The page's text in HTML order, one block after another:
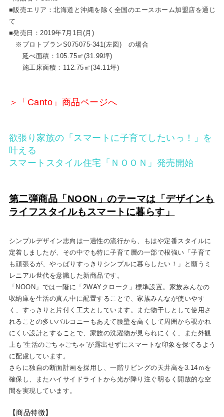
■販売エリア：北海道と沖縄を除く全国のエースホーム加盟店を通じ
て
■発売日：2019年7月1日(月)
※プロトプランS075075-341(左図) の場合
延べ面積：105.75㎡(31.99坪)
施工床面積：112.75㎡(34.11坪)
＞「Canto」商品ページへ
欲張り家族の「スマートに子育てしたいっ！」を
叶える
スマートスタイル住宅「ＮＯＯＮ」発売開始
第二弾商品「 NOON 」のテーマは「デザインも
ライフスタイルもスマートに暮らす」
シンプルデザイン志向は一過性の流行から、もはや定番スタイルに
定着しましたが、その中でも特に子育て層の一部で根強い「子育て
も頑張るが、やっぱりすっきりシンプルに暮らしたい！」と願うミ
レニアル世代を意識した新商品です。
「NOON」では一階に「2WAYクローク」標準設置。家族みんなの
収納庫を生活の真ん中に配置することで、家族みんなが使いやす
く、すっきりと片付く工夫としています。また物干しとして使用さ
れることの多いバルコニーもあえて腰壁を高くして周囲から覗かれ
にくい設計とすることで、家族の洗濯物が見られにくく、また外観
上も”生活のごちゃごちゃ”が露出せずにスマートな印象を保てるよう
に配慮しています。
さらに独自の断面計画を採用し、一階リビングの天井高を3.14ｍを
確保し、またハイサイドライトから光が降り注ぐ明るく開放的な空
間を実現しています。
【商品特徴】